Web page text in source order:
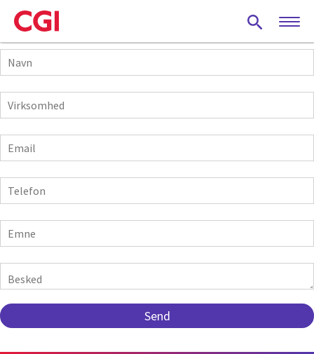
Skip
to
main
content
Navn
Virksomhed
E-
mail
Telefon
Emne